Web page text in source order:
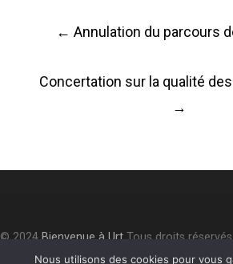
Post
← Annulation du parcours
Concertation sur la qualité
→
© 2024Bienvenue à UrtTous droits
Accessibilité ⎮Plan du site⎮ Mentions
Nous utilisons des cookies pour vous